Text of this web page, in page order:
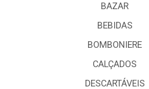
BAZAR
BEBIDAS
BOMBONIERE
CALÇADOS
DESCARTÁVEIS